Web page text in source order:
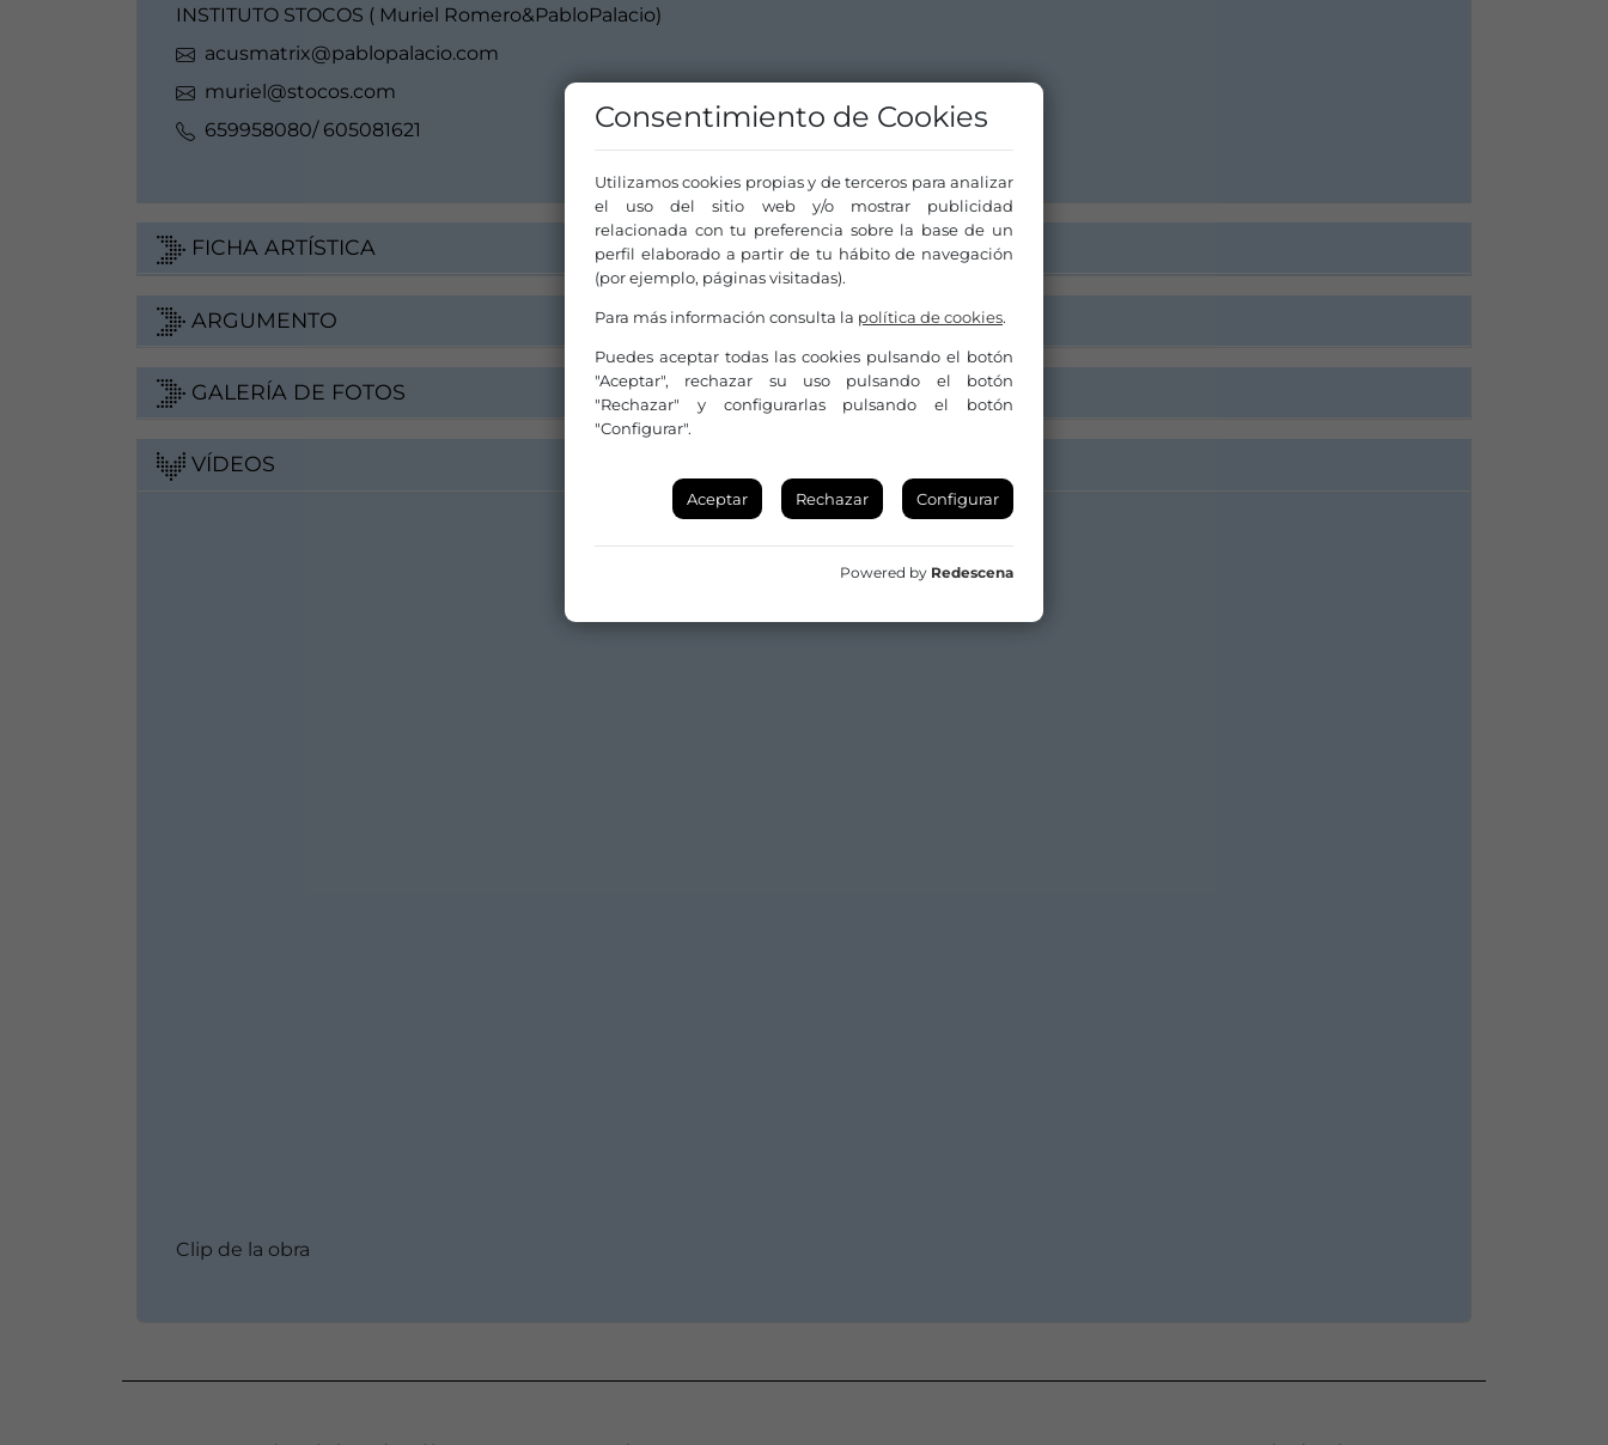
INSTITUTO STOCOS ( Muriel Romero&PabloPalacio)
acusmatrix@pablopalacio.com
muriel@stocos.com
659958080/ 605081621
FICHA ARTÍSTICA
ARGUMENTO
GALERÍA DE FOTOS
VÍDEOS
Clip de la obra
Consentimiento de Cookies
Utilizamos cookies propias y de terceros para analizar
el uso del sitio web y/o mostrar publicidad
relacionada con tu preferencia sobre la base de un
perfil elaborado a partir de tu hábito de navegación
(por ejemplo, páginas visitadas).
Para más información consulta la política de cookies.
Puedes aceptar todas las cookies pulsando el botón
"Aceptar", rechazar su uso pulsando el botón
"Rechazar" y configurarlas pulsando el botón
"Configurar".
Aceptar Rechazar Configurar
Powered by Redescena